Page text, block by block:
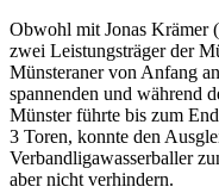
Obwohl mit Jonas Krämer
zwei Leistungsträger der
Münsteraner von Anfang
spannenden und während
Münster führte bis zum
3 Toren, konnte den
Verbandligawasserballer
aber nicht verhindern.